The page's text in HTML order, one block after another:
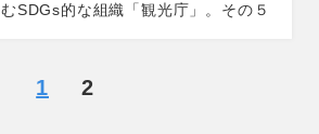
むSDGs的な組織「観光庁」。その５
1 2